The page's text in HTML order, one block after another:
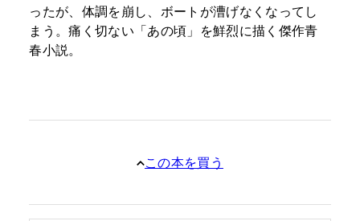
ったが、体調を崩し、ボートが漕げなくなってし
まう。痛く切ない「あの頃」を鮮烈に描く傑作青
春小説。
この本を買う